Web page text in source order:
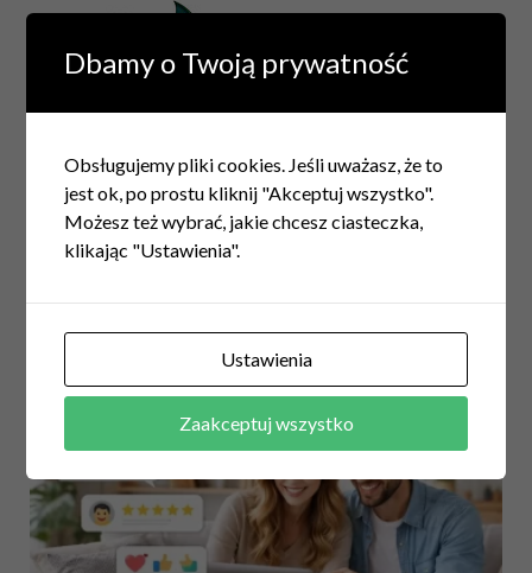
TAGGED LUSTRO ZŁOTE STOLIK KAWOWY
ZŁOTE DODATKI
Dbamy o Twoją prywatność
Obsługujemy pliki cookies. Jeśli uważasz, że to
jest ok, po prostu kliknij "Akceptuj wszystko".
Możesz też wybrać, jakie chcesz ciasteczka,
klikając "Ustawienia".
Ustawienia
Zaakceptuj wszystko